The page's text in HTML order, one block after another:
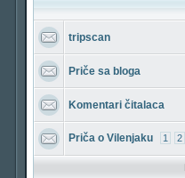
tripscan
Priče sa bloga
Komentari čitalaca
Priča o Vilenjaku 1 2